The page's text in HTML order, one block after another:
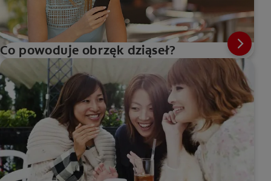
Co powoduje obrzęk dziąseł?